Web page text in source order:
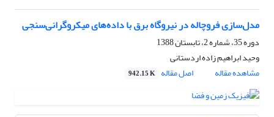
مدل‌سازی فروچاله در نیروگاه برق با داده‌های میکروگرانی‌سنجی
دوره 35، شماره 2، تابستان 1388
وحید ابراهیم زاده اردستانی
مشاهده مقاله
اصل مقاله 942.15 K